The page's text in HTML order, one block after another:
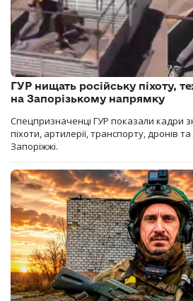
ГУР нищать російську піхоту,
на Запорізькому напрямку
Спецпризначенці ГУР показали кадри
піхоти, артилерії, транспорту, дронів та
Запоріжжі.